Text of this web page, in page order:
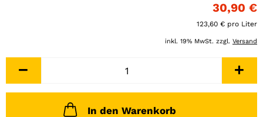
30,90 €
123,60 € pro Liter
inkl. 19% MwSt. zzgl. Versand
In den Warenkorb